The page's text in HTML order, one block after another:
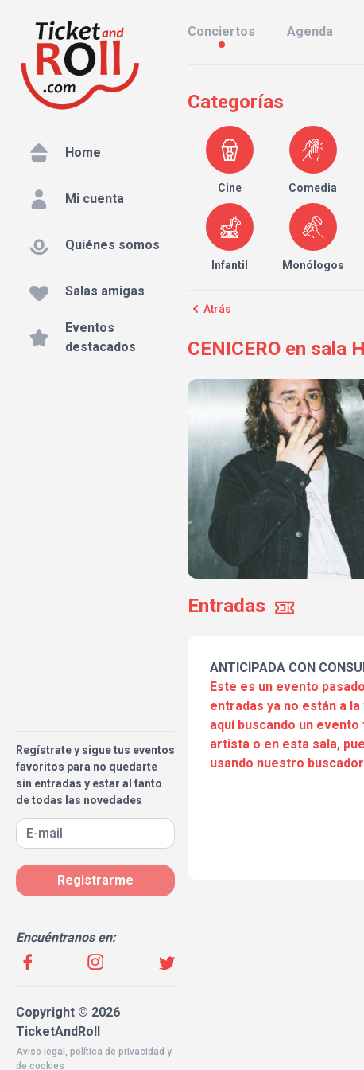
Home
Mi cuenta
Quiénes somos
Salas amigas
Eventos
destacados
Regístrate y sigue tus eventos
favoritos para no quedarte
sin entradas y estar al tanto
de todas las novedades
Registrarme
Encuéntranos en:
Copyright © 2026
TicketAndRoll
Aviso legal , política de privacidad y
de cookies
Conciertos Agenda
Categorías
Cine Comedia
Infantil Monólogos
Atrás
CENICERO en sala
Entradas
ANTICIPADA CON
Este es un evento
entradas ya no están a
aquí buscando un
artista o en esta sala,
usando nuestro